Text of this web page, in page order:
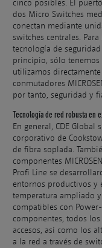
cinco posibles. El
dos Micro Switches
conectan mediante
switches centrales.
tecnología de
principio, sólo tenemos
utilizamos
conmutadores
por tanto, seguridad y
Tecnología de red robusta en
En general, CDE Global
corporativo de
de fibra soplada.
componentes
Profi Line se
entornos productivos y
temperatura ampliado
compatibles con
componentes, todos
accesos, así como los
a la red a través de